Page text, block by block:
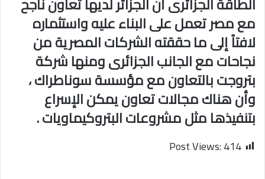
مع مصر تعمل على البناء عليه واستثماره
لافتاً إلى ما حققته الشركات المصرية من
نجاحات مع الجانب الجزائرى ومنها شركة
بتروجت بالتعاون مع مؤسسة سوناطراك ،
وأن هناك مجالات تعاون يمكن الإسراع
بتنفيذها مثل مشروعات البتروكيماويات .
Post Views:414